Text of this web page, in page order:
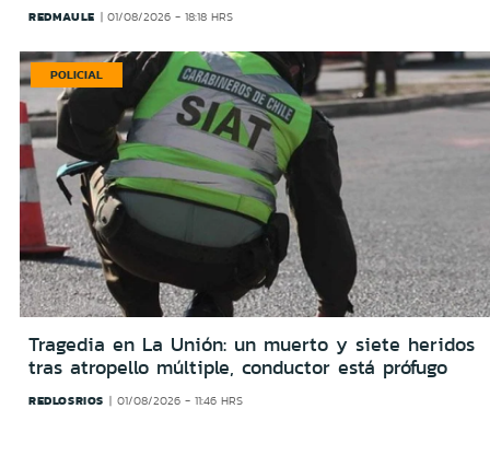
REDMAULE 01/08/2026 - 18:18 HRS
POLICIAL
Tragedia en La Unión: un muerto y siete heridos
tras atropello múltiple, conductor está prófugo
REDLOSRIOS 01/08/2026 - 11:46 HRS